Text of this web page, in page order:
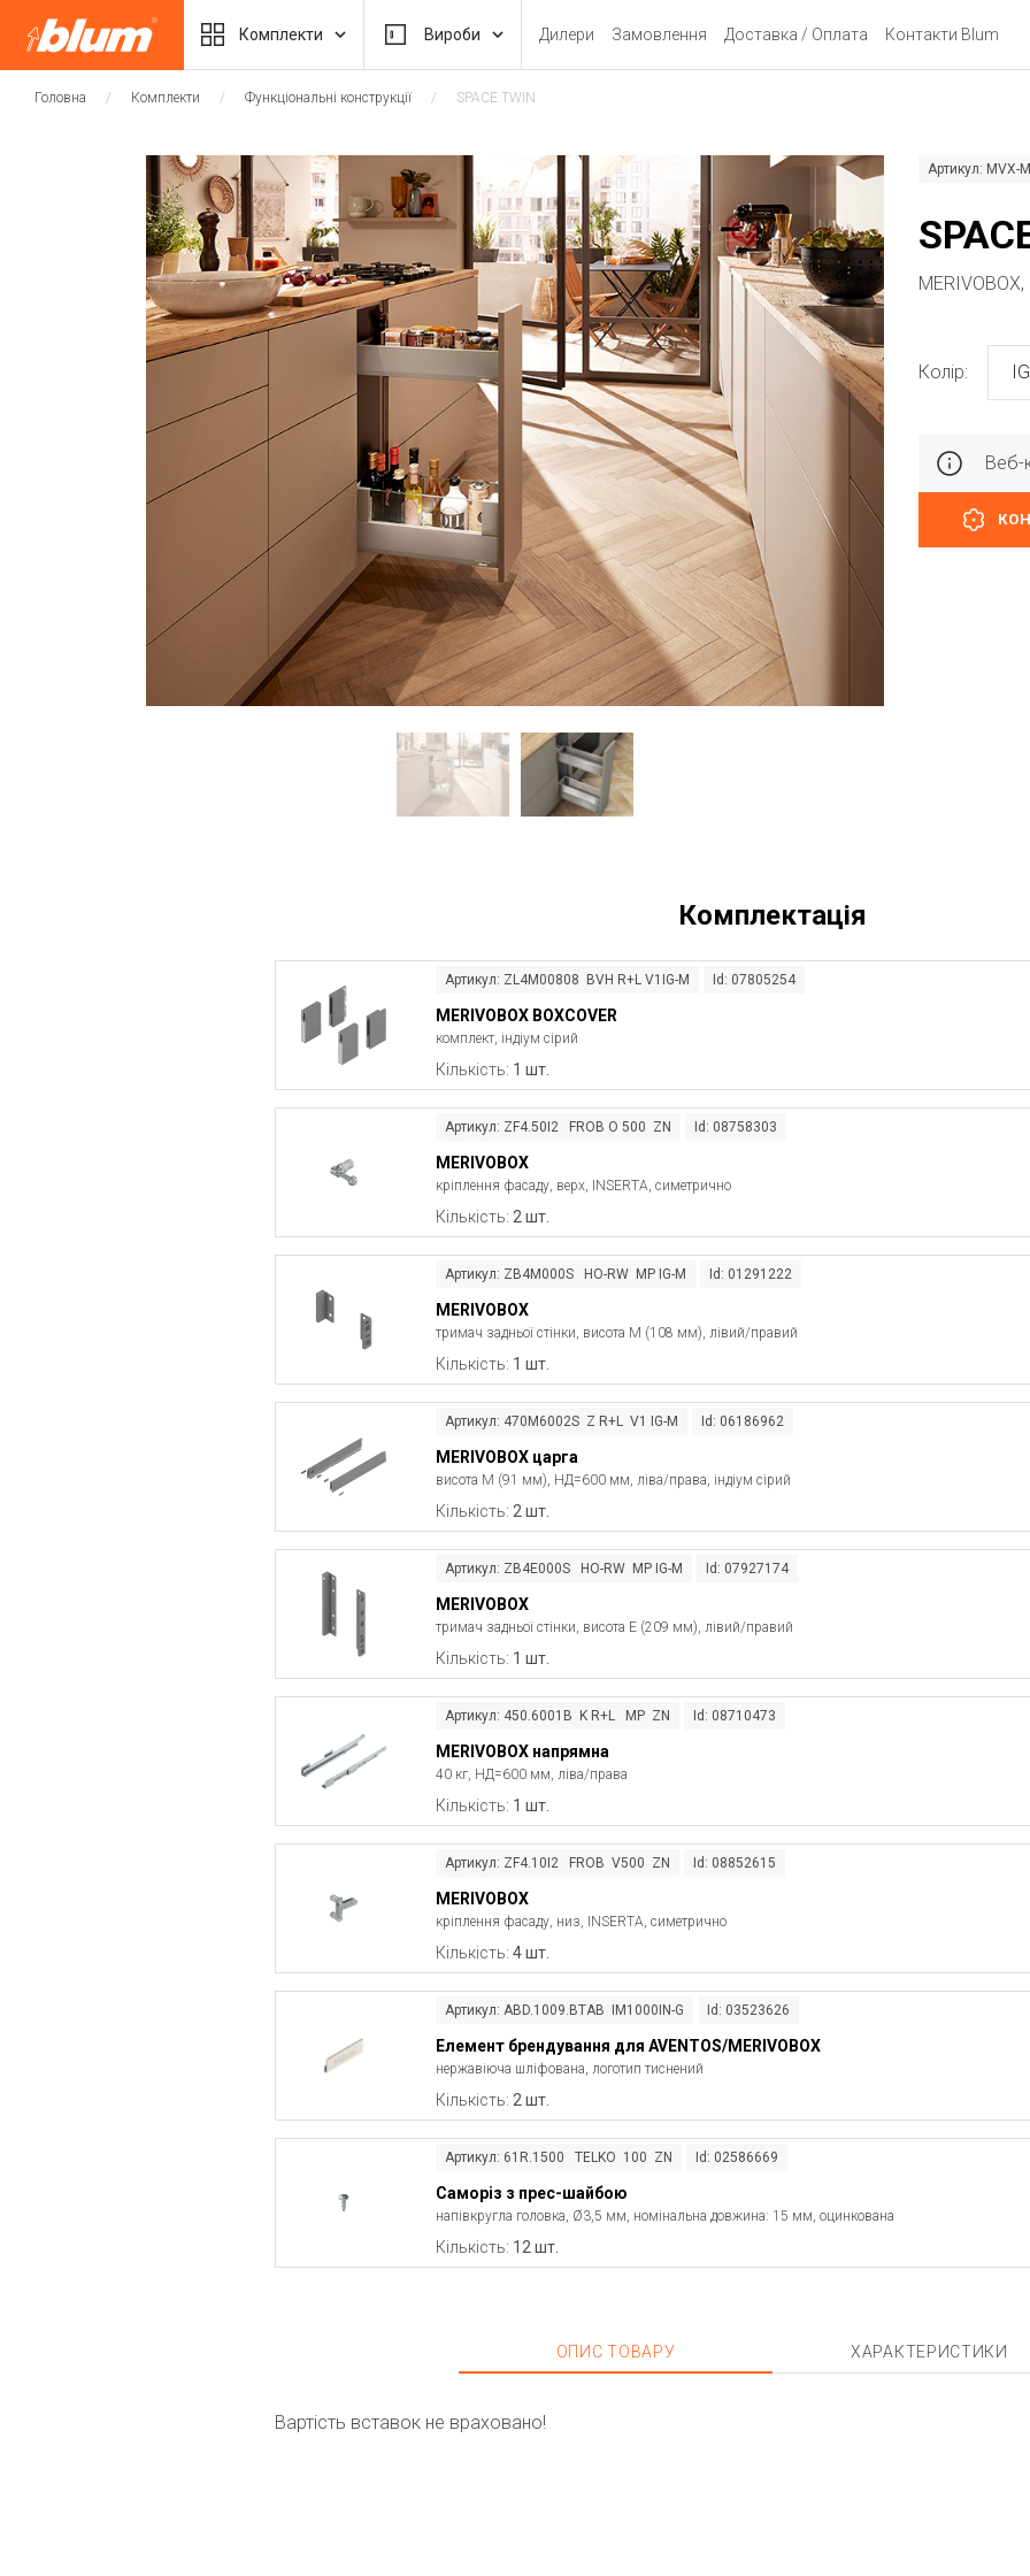
Комплекти Вироби Дилери Замовлення Доставка / Оплата Контакти Blum
Головна Комплекти Функціональні конструкції SPACE TWIN
Артикул: MVX-
Колір:
Веб-
Комплектація
Артикул: ZL4M00808 BVH R+L V1IG-M Id: 07805254
MERIVOBOX BOXCOVER
комплект, індіум сірий
Кількість: 1 шт.
Артикул: ZF4.50I2 FROB O 500 ZN Id: 08758303
MERIVOBOX
кріплення фасаду, верх, INSERTA, симетрично
Кількість: 2 шт.
Артикул: ZB4M000S HO-RW MP IG-M Id: 01291222
MERIVOBOX
тримач задньої стінки , висота M (108 мм), лівий/правий
Кількість: 1 шт.
Артикул: 470M6002S Z R+L V1 IG-M Id: 06186962
MERIVOBOX царга
висота M (91 мм), НД=600 мм, ліва/права, індіум сірий
Кількість: 2 шт.
Артикул: ZB4E000S HO-RW MP IG-M Id: 07927174
MERIVOBOX
тримач задньої стінки , висота E (209 мм), лівий/правий
Кількість: 1 шт.
Артикул: 450.6001B K R+L MP ZN Id: 08710473
MERIVOBOX напрямна
40 кг, НД=600 мм, ліва/права
Кількість: 1 шт.
Артикул: ZF4.10I2 FROB V500 ZN Id: 08852615
MERIVOBOX
кріплення фасаду, низ, INSERTA, симетрично
Кількість: 4 шт.
Артикул: ABD.1009.BTAB IM1000IN-G Id: 03523626
Елемент брендування для AVENTOS/MERIVOBOX
нержавіюча шліфована, логотип тиснений
Кількість: 2 шт.
Артикул: 61R.1500 TELKO 100 ZN Id: 02586669
Саморіз з прес-шайбою
напівкругла головка, Ø3,5 мм, номінальна довжина: 15 мм, оцинкована
Кількість: 12 шт.
ОПИС ТОВАРУ ХАРАКТЕРИСТИКИ
Вартість вставок не враховано!